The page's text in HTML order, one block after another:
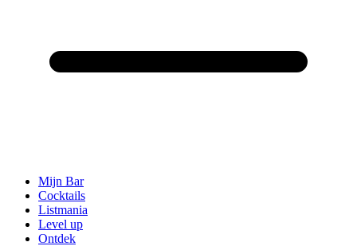
Mijn Bar
Cocktails
Listmania
Level up
Ontdek